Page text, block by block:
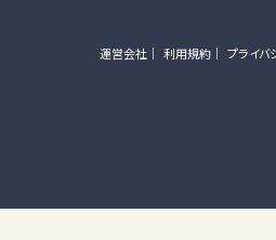
運営会社 利用規約 プライバ